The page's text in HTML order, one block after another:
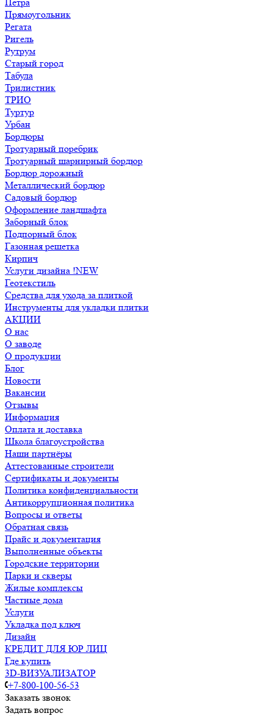
Прямоугольник
Регата
Ригель
Рутрум
Старый город
Табула
Трилистник
ТРИО
Туртур
Урбан
Бордюры
Тротуарный поребрик
Тротуарный шарнирный бордюр
Бордюр дорожный
Металлический бордюр
Садовый бордюр
Оформление ландшафта
Заборный блок
Подпорный блок
Газонная решетка
Кирпич
Услуги дизайна !NEW
Геотекстиль
Средства для ухода за плиткой
Инструменты для укладки плитки
АКЦИИ
О нас
О заводе
О продукции
Блог
Новости
Вакансии
Отзывы
Информация
Оплата и доставка
Школа благоустройства
Наши партнёры
Аттестованные строители
Сертификаты и документы
Политика конфиденциальности
Антикоррупционная политика
Вопросы и ответы
Обратная связь
Прайс и документация
Выполненные объекты
Городские территории
Парки и скверы
Жилые комплексы
Частные дома
Услуги
Укладка под ключ
Дизайн
КРЕДИТ ДЛЯ ЮР ЛИЦ
Где купить
3D-ВИЗУАЛИЗАТОР
+7-800-100-56-53
Заказать звонок
Задать вопрос